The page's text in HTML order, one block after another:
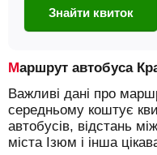
Знайти квиток
Маршрут автобуса
Важливі дані про
середньому коштує
автобусів, відстань
міста Ізюм і інша